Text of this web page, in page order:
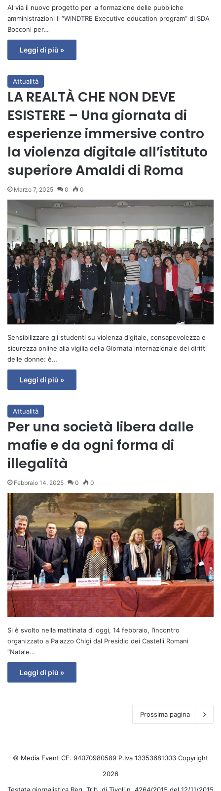
Al via il nuovo progetto per la formazione delle pubbliche
amministrazioni Il “WINDTRE Executive education program” di SDA
Bocconi per…
Leggi di più »
Attualità
LA REALTÀ CHE NON DEVE
ESISTERE – Una giornata di
esperienze immersive contro
la violenza digitale all’istituto
superiore Amaldi di Roma
Marzo 7, 2025 0 0
Sensibilizzare gli studenti su violenza digitale, consapevolezza e
sicurezza online alla vigilia della Giornata internazionale dei diritti
delle donne: è…
Leggi di più »
Attualità
Per una società libera dalle
mafie e da ogni forma di
illegalità
Febbraio 14, 2025 0 0
Si è svolto nella mattinata di oggi, 14 febbraio, l’incontro
organizzato a Palazzo Chigi dal Presidio dei Castelli Romani
“Natale…
Leggi di più »
Prossima pagina
© Media Event CF. 94070980589 P.Iva 13353681003 Copyright
2026